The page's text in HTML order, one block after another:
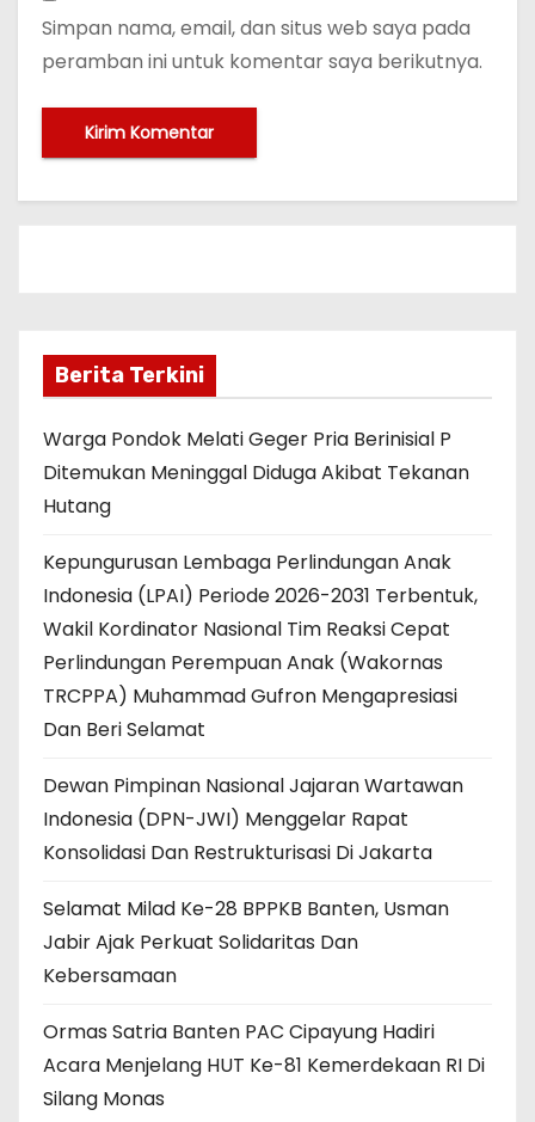
Simpan nama, email, dan situs web saya pada
peramban ini untuk komentar saya berikutnya.
Berita Terkini
Warga Pondok Melati Geger Pria Berinisial P
Ditemukan Meninggal Diduga Akibat Tekanan
Hutang
Kepungurusan Lembaga Perlindungan Anak
Indonesia (LPAI) Periode 2026-2031 Terbentuk,
Wakil Kordinator Nasional Tim Reaksi Cepat
Perlindungan Perempuan Anak (Wakornas
TRCPPA) Muhammad Gufron Mengapresiasi
Dan Beri Selamat
Dewan Pimpinan Nasional Jajaran Wartawan
Indonesia (DPN-JWI) Menggelar Rapat
Konsolidasi Dan Restrukturisasi Di Jakarta
Selamat Milad Ke-28 BPPKB Banten, Usman
Jabir Ajak Perkuat Solidaritas Dan
Kebersamaan
Ormas Satria Banten PAC Cipayung Hadiri
Acara Menjelang HUT Ke-81 Kemerdekaan RI Di
Silang Monas